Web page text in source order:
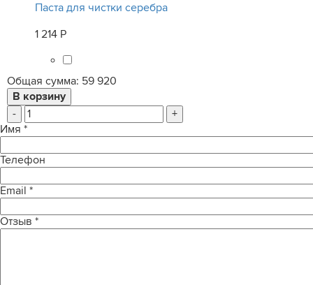
Паста для чистки серебра
1 214 Р
Общая сумма: 59 920
-
+
Имя *
Телефон
Email *
Отзыв *